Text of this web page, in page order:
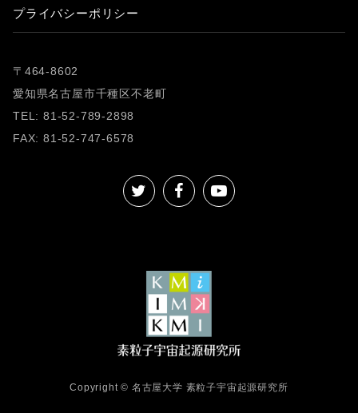
〒464-8602
愛知県名古屋市千種区不老町
TEL: 81-52-789-2898
FAX: 81-52-747-6578
プライバシーポリシー
Copyright © 名古屋大学 素粒子宇宙起源研究所